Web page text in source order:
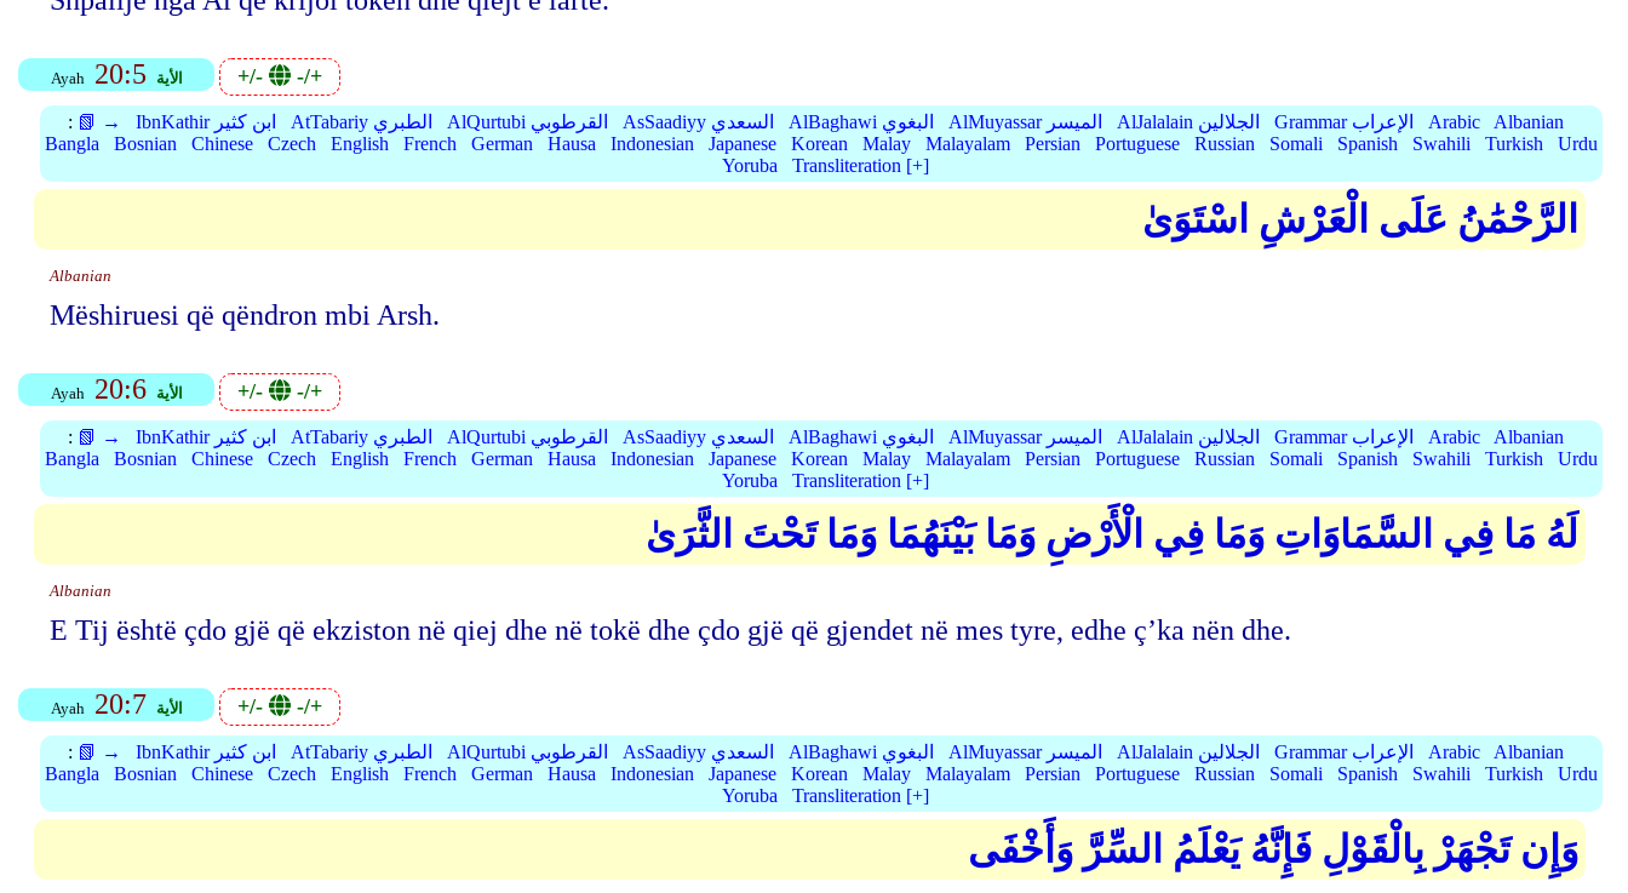
Ayah 20:5 الأية +/- -/+
: 📗 → IbnKathir ابن كثير AtTabariy الطبري AlQurtubi القرطوبي AsSaadiyy السعدي AlBaghawi البغوي AlMuyassar الميسر AlJalalain الجلالين Grammar الإعراب Arabic
Albanian
Bangla
Bosnian Chinese Czech English French German Hausa Indonesian Japanese Korean Malay Malayalam Persian Portuguese Russian Somali Spanish Swahili Turkish
Urdu
Yoruba
Transliteration [+]
الرَّحْمَٰنُ عَلَى الْعَرْشِ اسْتَوَىٰ
Albanian
Mëshiruesi që qëndron mbi Arsh.
Ayah 20:6 الأية +/- -/+
: 📗 → IbnKathir ابن كثير AtTabariy الطبري AlQurtubi القرطوبي AsSaadiyy السعدي AlBaghawi البغوي AlMuyassar الميسر AlJalalain الجلالين Grammar الإعراب Arabic
Albanian
Bangla
Bosnian Chinese Czech English French German Hausa Indonesian Japanese Korean Malay Malayalam Persian Portuguese Russian Somali Spanish Swahili Turkish
Urdu
Yoruba
Transliteration [+]
لَهُ مَا فِي السَّمَاوَاتِ وَمَا فِي الْأَرْضِ وَمَا بَيْنَهُمَا وَمَا تَحْتَ الثَّرَىٰ
Albanian
E Tij është çdo gjë që ekziston në qiej dhe në tokë dhe çdo gjë që gjendet në mes tyre, edhe ç’ka nën dhe.
Ayah 20:7 الأية +/- -/+
: 📗 → IbnKathir ابن كثير AtTabariy الطبري AlQurtubi القرطوبي AsSaadiyy السعدي AlBaghawi البغوي AlMuyassar الميسر AlJalalain الجلالين Grammar الإعراب Arabic
Albanian
Bangla
Bosnian Chinese Czech English French German Hausa Indonesian Japanese Korean Malay Malayalam Persian Portuguese Russian Somali Spanish Swahili Turkish
Urdu
Yoruba
Transliteration [+]
وَإِن تَجْهَرْ بِالْقَوْلِ فَإِنَّهُ يَعْلَمُ السِّرَّ وَأَخْفَى